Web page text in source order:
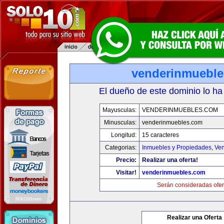
El dueño de este dominio lo
Mayusculas:
VENDERINMUEBLES.COM
Minusculas:
venderinmuebles.com
Longitud:
15 caracteres
Categorias:
Inmuebles y Propiedades,
Precio:
Realizar una oferta!
Visitar!
venderinmuebles.com
Serán consideradas
Realizar una Oferta